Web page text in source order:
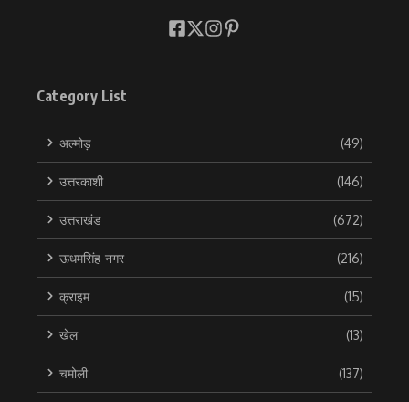
Category List
अल्मोड़ (49)
उत्तरकाशी (146)
उत्तराखंड (672)
ऊधमसिंह-नगर (216)
क्राइम (15)
खेल (13)
चमोली (137)